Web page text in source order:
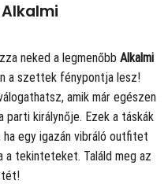
neked a legmenőbb Alkalmi
a szettek fénypontja lesz!
amik már egészen
királynője. Ezek a táskák
egy igazán vibráló outfitet
a tekinteteket. Találd meg az